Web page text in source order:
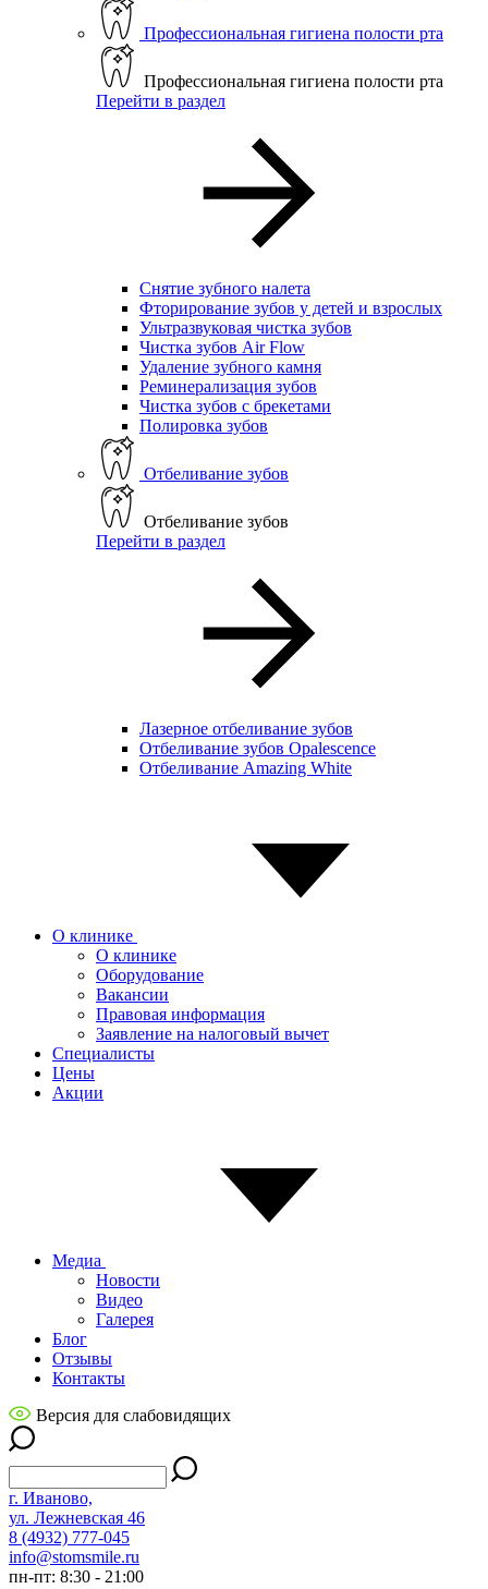
Профессиональная гигиена полости рта
Профессиональная гигиена полости рта
Перейти в раздел
Снятие зубного налета
Фторирование зубов у детей и взрослых
Ультразвуковая чистка зубов
Чистка зубов Air Flow
Удаление зубного камня
Реминерализация зубов
Чистка зубов с брекетами
Полировка зубов
Отбеливание зубов
Отбеливание зубов
Перейти в раздел
Лазерное отбеливание зубов
Отбеливание зубов Opalescence
Отбеливание Amazing White
О клинике
О клинике
Оборудование
Вакансии
Правовая информация
Заявление на налоговый вычет
Специалисты
Цены
Акции
Медиа
Новости
Видео
Галерея
Блог
Отзывы
Контакты
Версия для слабовидящих
г. Иваново,
ул. Лежневская 46
8 (4932) 777-045
info@stomsmile.ru
пн-пт: 8:30 - 21:00